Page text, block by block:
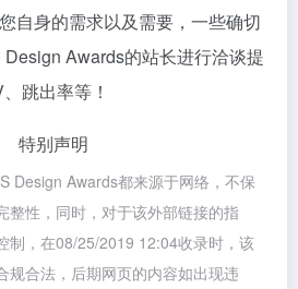
自身的需求以及需要，一些确切
Awards的站长进行洽谈提
跳出率等！
特别声明
Design Awards都来源于网络，不保
整性，同时，对于该外部链接的指
制，在08/25/2019 12:04收录时，该
规合法，后期网页的内容如出现违